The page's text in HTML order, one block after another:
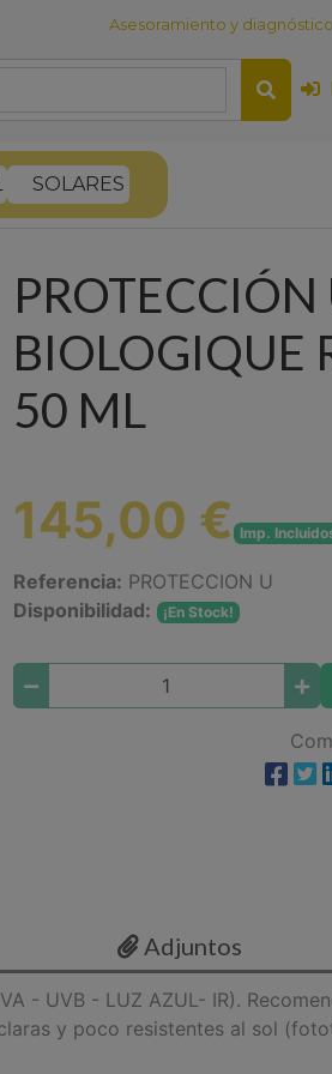
Asesoramiento y
SOLARES
PROTECCIÓN
BIOLOGIQUE
50 ML
145,00 € Imp.
Referencia: PROTECCION U
Disponibilidad:
¡En Stock!
Adjuntos
- UVB - LUZ AZUL- IR).
y poco resistentes al sol